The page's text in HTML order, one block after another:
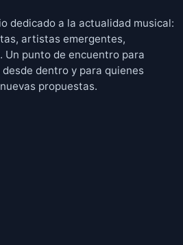
dedicado a la actualidad musical:
artistas emergentes,
Un punto de encuentro para
dentro y para quienes
propuestas.